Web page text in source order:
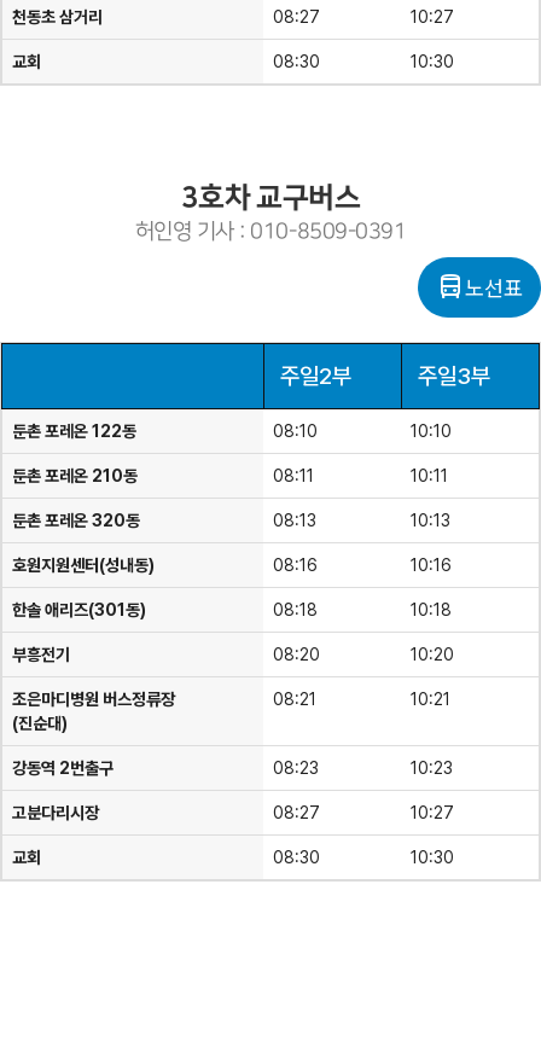
천동초 삼거리 08:27 10:27
교회 08:30 10:30
3호차 교구버스
허인영 기사 : 010-8509-0391
directions_bus노선표
주일2부 주일3부
둔촌 포레온 122동 08:10 10:10
둔촌 포레온 210동 08:11 10:11
둔촌 포레온 320동 08:13 10:13
호원지원센터(성내동) 08:16 10:16
한솔 애리즈(301동) 08:18 10:18
부흥전기 08:20 10:20
조은마디병원 버스정류장
(진순대)
08:21 10:21
강동역 2번출구 08:23 10:23
고분다리시장 08:27 10:27
교회 08:30 10:30